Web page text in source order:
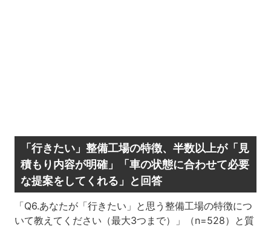
「行きたい」整備工場の特徴、半数以上が「見
積もり内容が明確」「車の状態に合わせて必要
な提案をしてくれる」と回答
「Q6.あなたが「行きたい」と思う整備工場の特徴につ
いて教えてください（最大3つまで）」（n=528）と質